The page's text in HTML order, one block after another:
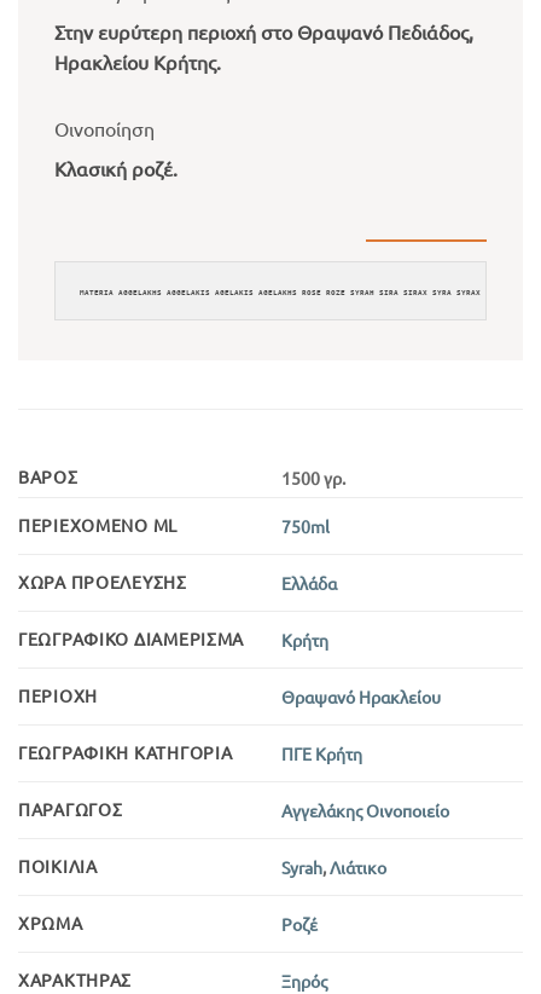
Στην ευρύτερη περιοχή στο Θραψανό Πεδιάδος,
Ηρακλείου Κρήτης.
Οινοποίηση
Κλασική ροζέ.
ΒΆΡΟΣ 1500 γρ.
ΠΕΡΙΕΧΌΜΕΝΟ ML 750ml
ΧΏΡΑ ΠΡΟΈΛΕΥΣΗΣ Ελλάδα
ΓΕΩΓΡΑΦΙΚΌ ΔΙΑΜΈΡΙΣΜΑ Κρήτη
ΠΕΡΙΟΧΉ Θραψανό Ηρακλείου
ΓΕΩΓΡΑΦΙΚΉ ΚΑΤΗΓΟΡΊΑ ΠΓΕ Κρήτη
ΠΑΡΑΓΩΓΌΣ Αγγελάκης Οινοποιείο
ΠΟΙΚΙΛΊΑ Syrah,Λιάτικο
ΧΡΏΜΑ Ροζέ
ΧΑΡΑΚΤΉΡΑΣ Ξηρός